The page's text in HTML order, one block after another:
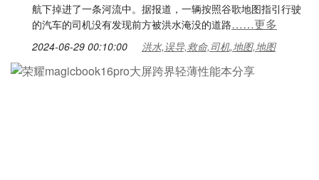
航下掉进了一条河流中。据报道，一辆按照谷歌地图指引行驶
的汽车的司机没有发现前方被洪水淹没的道路……更多
2024-06-29 00:10:00 洪水,误导,救命,司机,地图,地图